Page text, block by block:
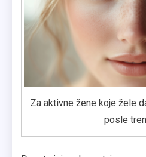
Za aktivne žene koje žele
posle